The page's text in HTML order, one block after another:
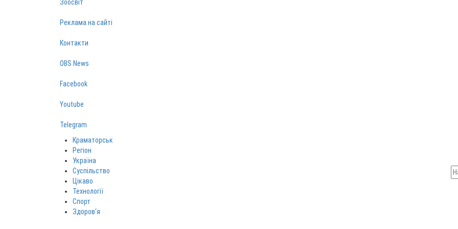
Зоосвіт
Реклама на сайті
Контакти
OBS News
Facebook
Youtube
Telegram
Краматорськ
Регіон
Україна
Суспільство
Цікаво
Технології
Спорт
Здоров‘я